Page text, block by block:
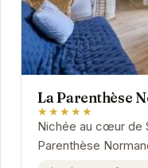
La Parenthèse
★★★★★
Nichée au cœur de
Parenthèse
des vacances